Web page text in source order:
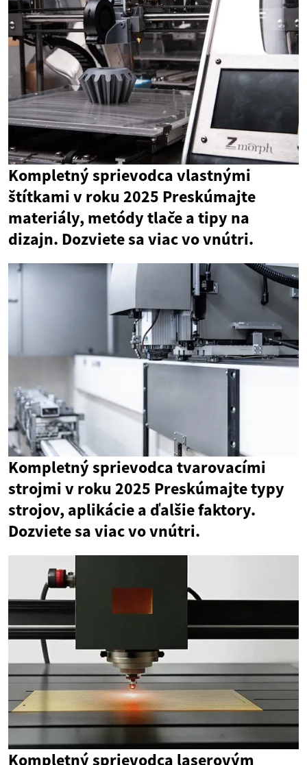
Kompletný sprievodca vlastnými
štítkami v roku 2025 Preskúmajte
materiály, metódy tlače a tipy na
dizajn. Dozviete sa viac vo vnútri.
Kompletný sprievodca tvarovacími
strojmi v roku 2025 Preskúmajte typy
strojov, aplikácie a ďalšie faktory.
Dozviete sa viac vo vnútri.
Kompletný sprievodca laserovým